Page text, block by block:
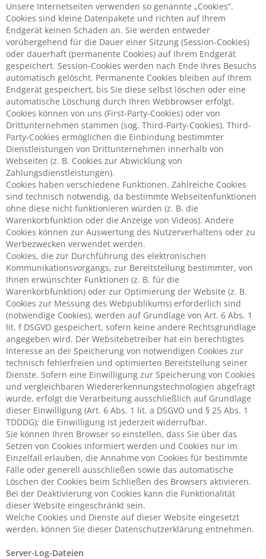
Unsere Internetseiten verwenden so genannte „Cookies“.
Cookies sind kleine Datenpakete und richten auf Ihrem
Endgerät keinen Schaden an. Sie werden entweder
vorübergehend für die Dauer einer Sitzung (Session-Cookies)
oder dauerhaft (permanente Cookies) auf Ihrem Endgerät
gespeichert. Session-Cookies werden nach Ende Ihres Besuchs
automatisch gelöscht. Permanente Cookies bleiben auf Ihrem
Endgerät gespeichert, bis Sie diese selbst löschen oder eine
automatische Löschung durch Ihren Webbrowser erfolgt.
Cookies können von uns (First-Party-Cookies) oder von
Drittunternehmen stammen (sog. Third-Party-Cookies). Third-
Party-Cookies ermöglichen die Einbindung bestimmter
Dienstleistungen von Drittunternehmen innerhalb von
Webseiten (z. B. Cookies zur Abwicklung von
Zahlungsdienstleistungen).
Cookies haben verschiedene Funktionen. Zahlreiche Cookies
sind technisch notwendig, da bestimmte Webseitenfunktionen
ohne diese nicht funktionieren würden (z. B. die
Warenkorbfunktion oder die Anzeige von Videos). Andere
Cookies können zur Auswertung des Nutzerverhaltens oder zu
Werbezwecken verwendet werden.
Cookies, die zur Durchführung des elektronischen
Kommunikationsvorgangs, zur Bereitstellung bestimmter, von
Ihnen erwünschter Funktionen (z. B. für die
Warenkorbfunktion) oder zur Optimierung der Website (z. B.
Cookies zur Messung des Webpublikums) erforderlich sind
(notwendige Cookies), werden auf Grundlage von Art. 6 Abs. 1
lit. f DSGVO gespeichert, sofern keine andere Rechtsgrundlage
angegeben wird. Der Websitebetreiber hat ein berechtigtes
Interesse an der Speicherung von notwendigen Cookies zur
technisch fehlerfreien und optimierten Bereitstellung seiner
Dienste. Sofern eine Einwilligung zur Speicherung von Cookies
und vergleichbaren Wiedererkennungstechnologien abgefragt
wurde, erfolgt die Verarbeitung ausschließlich auf Grundlage
dieser Einwilligung (Art. 6 Abs. 1 lit. a DSGVO und § 25 Abs. 1
TDDDG); die Einwilligung ist jederzeit widerrufbar.
Sie können Ihren Browser so einstellen, dass Sie über das
Setzen von Cookies informiert werden und Cookies nur im
Einzelfall erlauben, die Annahme von Cookies für bestimmte
Fälle oder generell ausschließen sowie das automatische
Löschen der Cookies beim Schließen des Browsers aktivieren.
Bei der Deaktivierung von Cookies kann die Funktionalität
dieser Website eingeschränkt sein.
Welche Cookies und Dienste auf dieser Website eingesetzt
werden, können Sie dieser Datenschutzerklärung entnehmen.
Server-Log-Dateien